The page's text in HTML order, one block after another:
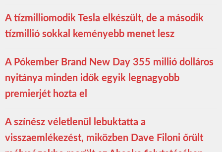
A tízmilliomodik Tesla elkészült, de a második
tízmillió sokkal keményebb menet lesz
A Pókember Brand New Day 355 millió dolláros
nyitánya minden idők egyik legnagyobb
premierjét hozta el
A színész véletlenül lebuktatta a
visszaemlékezést, miközben Dave Filoni őrült